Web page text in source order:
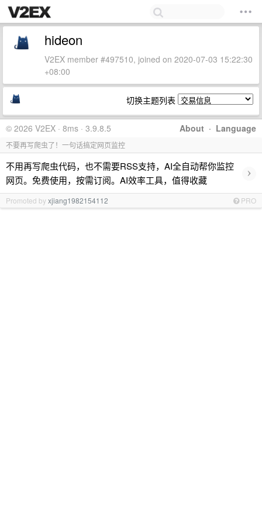
hideon
V2EX member #497510, joined on 2020-07-03 15:22:30
+08:00
切换主题列表
About · Language
© 2026 V2EX · 8ms · 3.9.8.5
不要再写爬虫了！一句话搞定网页监控
不用再写爬虫代码，也不需要RSS支持，AI全自动帮你监控
网页。免费使用，按需订阅。AI效率工具，值得收藏
›
Promoted byxjiang1982154112 PRO